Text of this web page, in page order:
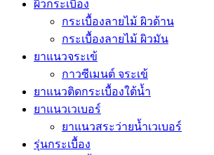
ผิวกระเบื้อง
กระเบื้องลายไม้ ผิวด้าน
กระเบื้องลายไม้ ผิวมัน
ยาแนวจระเข้
กาวซีเมนต์ จระเข้
ยาแนวติดกระเบื้องใต้น้ำ
ยาแนวเวเบอร์
ยาแนวสระว่ายน้ำเวเบอร์
รุ่นกระเบื้อง